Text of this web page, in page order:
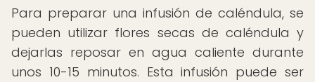
Para preparar una infusión de caléndula, se
pueden utilizar flores secas de caléndula y
dejarlas reposar en agua caliente durante
unos 10-15 minutos. Esta infusión puede ser